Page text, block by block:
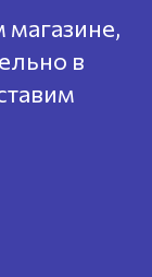
в